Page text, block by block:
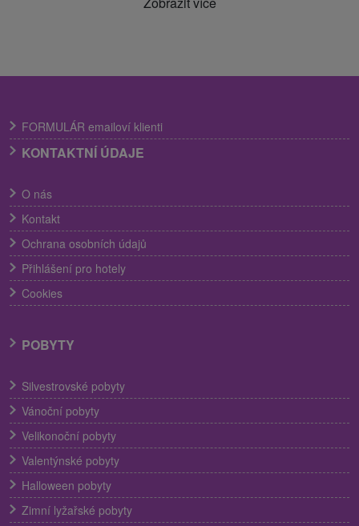
FORMULÁR emailoví klienti
KONTAKTNÍ ÚDAJE
O nás
Kontakt
Ochrana osobních údajů
Přihlášení pro hotely
Cookies
POBYTY
Silvestrovské pobyty
Vánoční pobyty
Velikonoční pobyty
Valentýnské pobyty
Halloween pobyty
Zimní lyžařské pobyty